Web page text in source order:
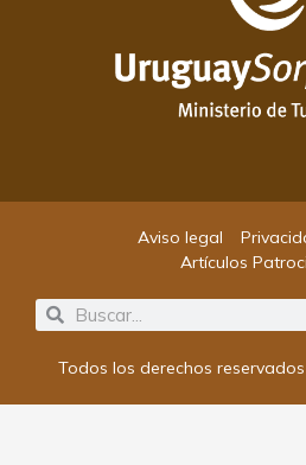
Todos los derechos
SearchSearch
Aviso legal
Artículos